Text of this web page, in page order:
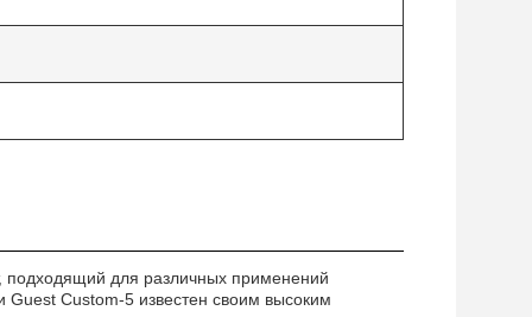
подходящий для различных применений
Custom-5 известен своим высоким